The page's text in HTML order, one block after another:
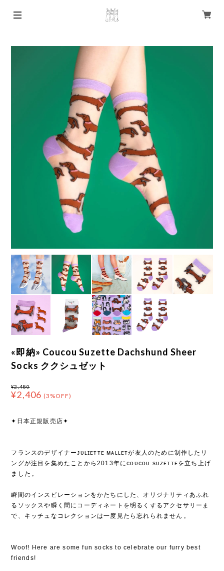
«即納» Coucou Suzette Dachshund Sheer
Socks ククシュゼット
¥2,480
¥2,406 (3%OFF)
✦日本正規販売店✦
フランスのデザイナーᴊᴜʟɪᴇᴛᴛᴇ ᴍᴀʟʟᴇᴛが友人のために制作したリ
ングが注目を集めたことから2013年にᴄᴏᴜᴄᴏᴜ sᴜᴢᴇᴛᴛᴇを立ち上げ
ました⁡。
瞬間のインスピレーションをかたちにした、オリジナリティあふれ
るソックスや瞬く間にコーディネートを明るくするアクセサリーま
で、キッチュなコレクションは一度見たら忘れられません⁡。
Woof! Here are some fun socks to celebrate our furry best
friends!